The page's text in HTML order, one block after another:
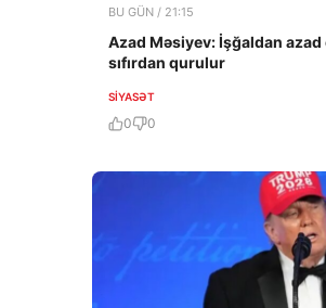
BU GÜN / 21:15
Azad Məsiyev: İşğaldan
sıfırdan qurulur
SIYASƏT
0 0